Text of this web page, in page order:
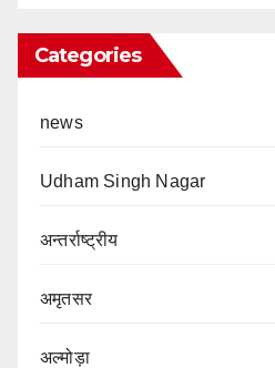
Categories
news
Udham Singh Nagar
अन्तर्राष्ट्रीय
अमृतसर
अल्मोड़ा